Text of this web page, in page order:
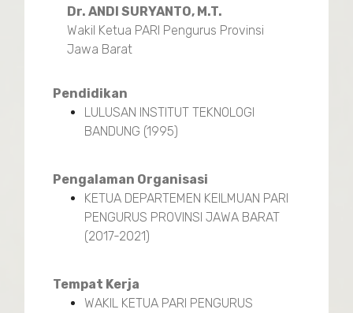
Dr. ANDI SURYANTO, M.T.
Wakil Ketua PARI Pengurus Provinsi
Jawa Barat
Pendidikan
LULUSAN INSTITUT TEKNOLOGI
BANDUNG (1995)
Pengalaman Organisasi
KETUA DEPARTEMEN KEILMUAN PARI
PENGURUS PROVINSI JAWA BARAT
(2017-2021)
Tempat Kerja
WAKIL KETUA PARI PENGURUS